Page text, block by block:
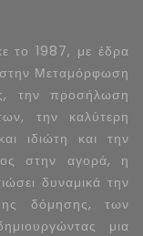
το 1987, με έδρα
Μεταμόρφωση
την προσήλωση
την καλύτερη
ιδιώτη και την
στην αγορά, η
δυναμικά την
δόμησης, των
μια